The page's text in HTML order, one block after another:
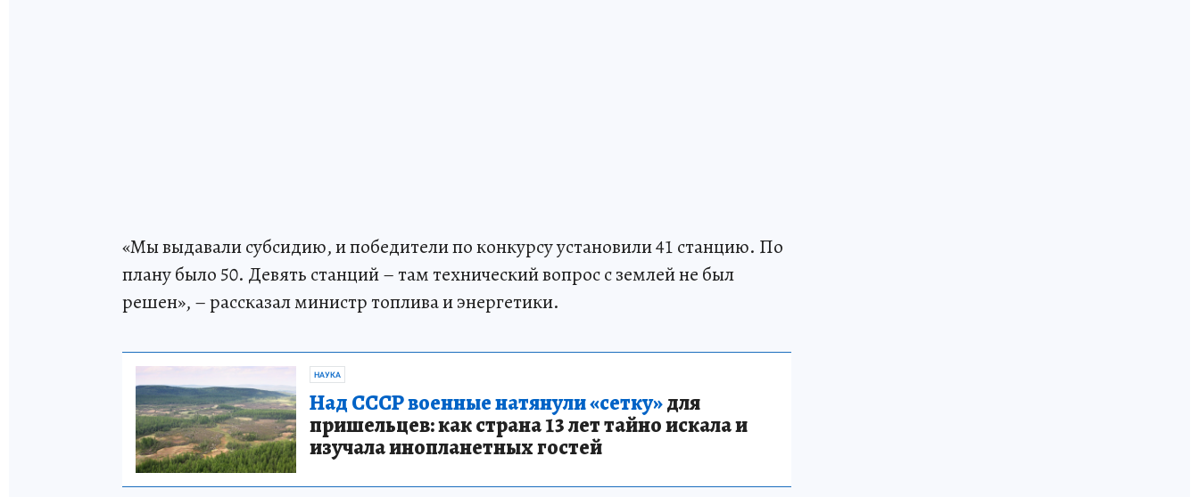
«Мы выдавали субсидию, и победители по конкурсу установили 41 станцию. По
плану было 50. Девять станций – там технический вопрос с землей не был
решен», – рассказал министр топлива и энергетики.
НАУКА
Над СССР военные натянули «сетку»для
пришельцев: как страна 13 лет тайно искала и
изучала инопланетных гостей